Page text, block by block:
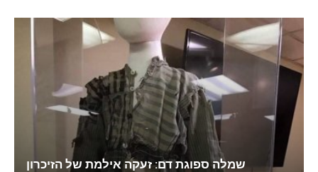
שמלה ספוגת דם: זעקה אילמת של הזיכרון